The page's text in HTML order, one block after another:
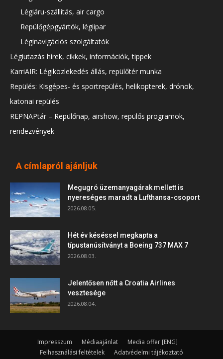
Légiáru-szállítás, air cargo
Repülőgépgyártók, légiipar
Léginavigációs szolgáltatók
Légiutazás hírek, cikkek, információk, tippek
KarriAIR: Légiközlekedés állás, repülőtér munka
Repülés: Kisgépes- és sportrepülés, helikopterek, drónok,
katonai repülés
REPNAPtár – Repülőnap, airshow, repülős programok,
rendezvények
A címlapról ajánljuk
Megugró üzemanyagárak mellett is
nyereséges maradt a Lufthansa-csoport
2026.08.05.
Hét év késéssel megkapta a
típustanúsítványt a Boeing 737 MAX 7
2026.08.03.
Jelentősen nőtt a Croatia Airlines
vesztesége
2026.08.04.
Impresszum Médiaajánlat
Media offer [ENG]
Felhasználási feltételek
Adatvédelmi tájékoztató